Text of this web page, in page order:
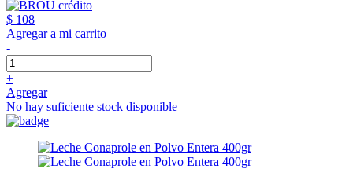
$ 108
Agregar a mi carrito
-
+
Agregar
No hay suficiente stock disponible